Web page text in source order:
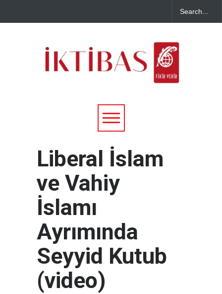
Liberal İslam
ve Vahiy
İslamı
Ayrımında
Seyyid Kutub
(video)